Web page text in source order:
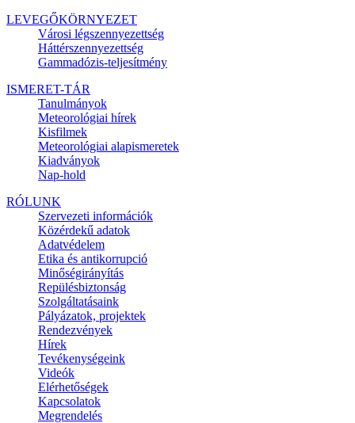
LEVEGŐKÖRNYEZET
Városi légszennyezettség
Háttérszennyezettség
Gammadózis-teljesítmény
ISMERET-TÁR
Tanulmányok
Meteorológiai hírek
Kisfilmek
Meteorológiai alapismeretek
Kiadványok
Nap-hold
RÓLUNK
Szervezeti információk
Közérdekű adatok
Adatvédelem
Etika és antikorrupció
Minőségirányítás
Repülésbiztonság
Szolgáltatásaink
Pályázatok, projektek
Rendezvények
Hírek
Tevékenységeink
Videók
Elérhetőségek
Kapcsolatok
Megrendelés